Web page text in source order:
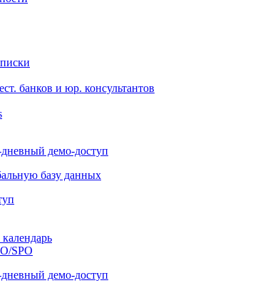
банков и юр. консультантов
дневный демо-доступ
базу данных
SPO
дневный демо-доступ